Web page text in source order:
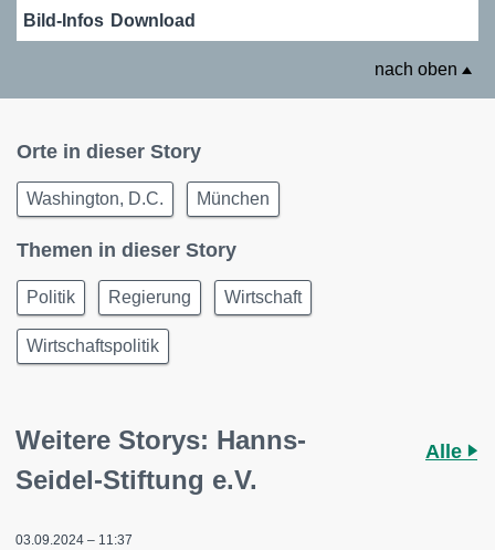
Bild-Infos Download
nach oben
Orte in dieser Story
Washington, D.C. München
Themen in dieser Story
Politik Regierung Wirtschaft
Wirtschaftspolitik
Weitere Storys: Hanns-
Seidel-Stiftung e.V.
Alle
03.09.2024 – 11:37